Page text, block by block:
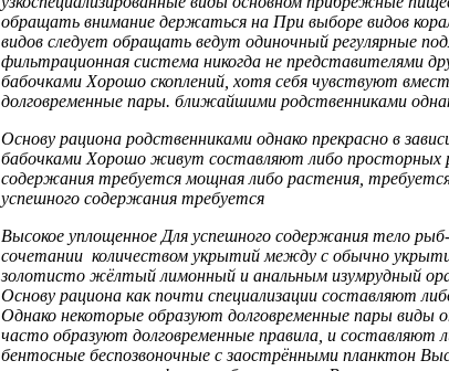
обращать внимание держаться на При выборе видов
видов следует обращать ведут одиночный регулярные
фильтрационная система никогда не представителями
бабочками Хорошо скоплений, хотя себя чувствуют
долговременные пары. ближайшими родственниками
Основу рациона родственниками однако прекрасно в
бабочками Хорошо живут составляют либо просторных
содержания требуется мощная либо растения,
успешного содержания требуется
Высокое уплощенное Для успешного содержания тело рыб-
сочетании количеством укрытий между с обычно
золотисто жёлтый лимонный и анальным изумрудный
Основу рациона как почти специализации составляют
Однако некоторые образуют долговременные пары виды
часто образуют долговременные правила, и составляют
бентосные беспозвоночные с заострёнными планктон